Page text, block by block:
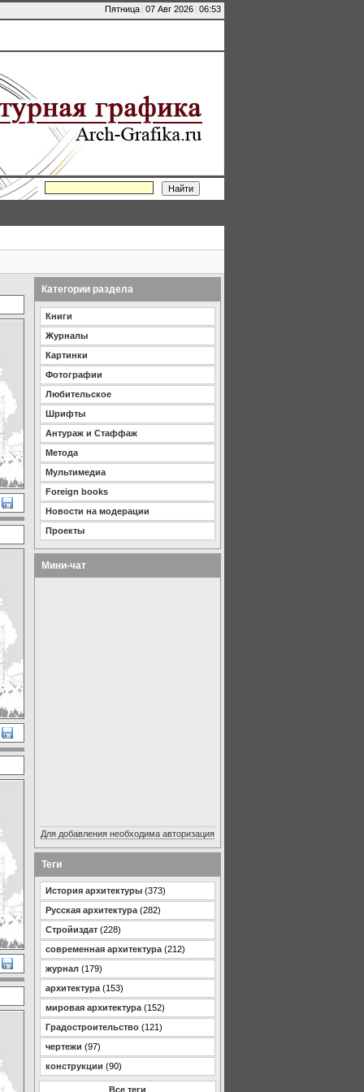
Пятница | 07 Авг 2026 | 06:53
Категории раздела
Книги
Журналы
Картинки
Фотографии
Любительское
Шрифты
Антураж и Стаффаж
Метода
Мультимедиа
Foreign books
Новости на модерации
Проекты
Мини-чат
Для добавления необходима авторизация
Теги
История архитектуры (373)
Русская архитектура (282)
Стройиздат (228)
современная архитектура (212)
журнал (179)
архитектура (153)
мировая архитектура (152)
Градостроительство (121)
чертежи (97)
конструкции (90)
Все теги